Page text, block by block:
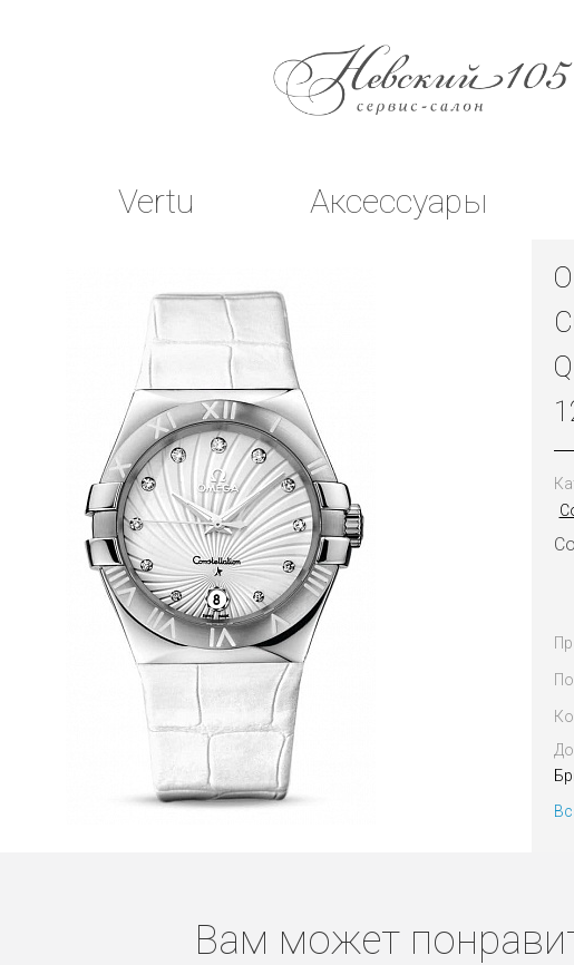
Vertu Аксессуары
Вам может